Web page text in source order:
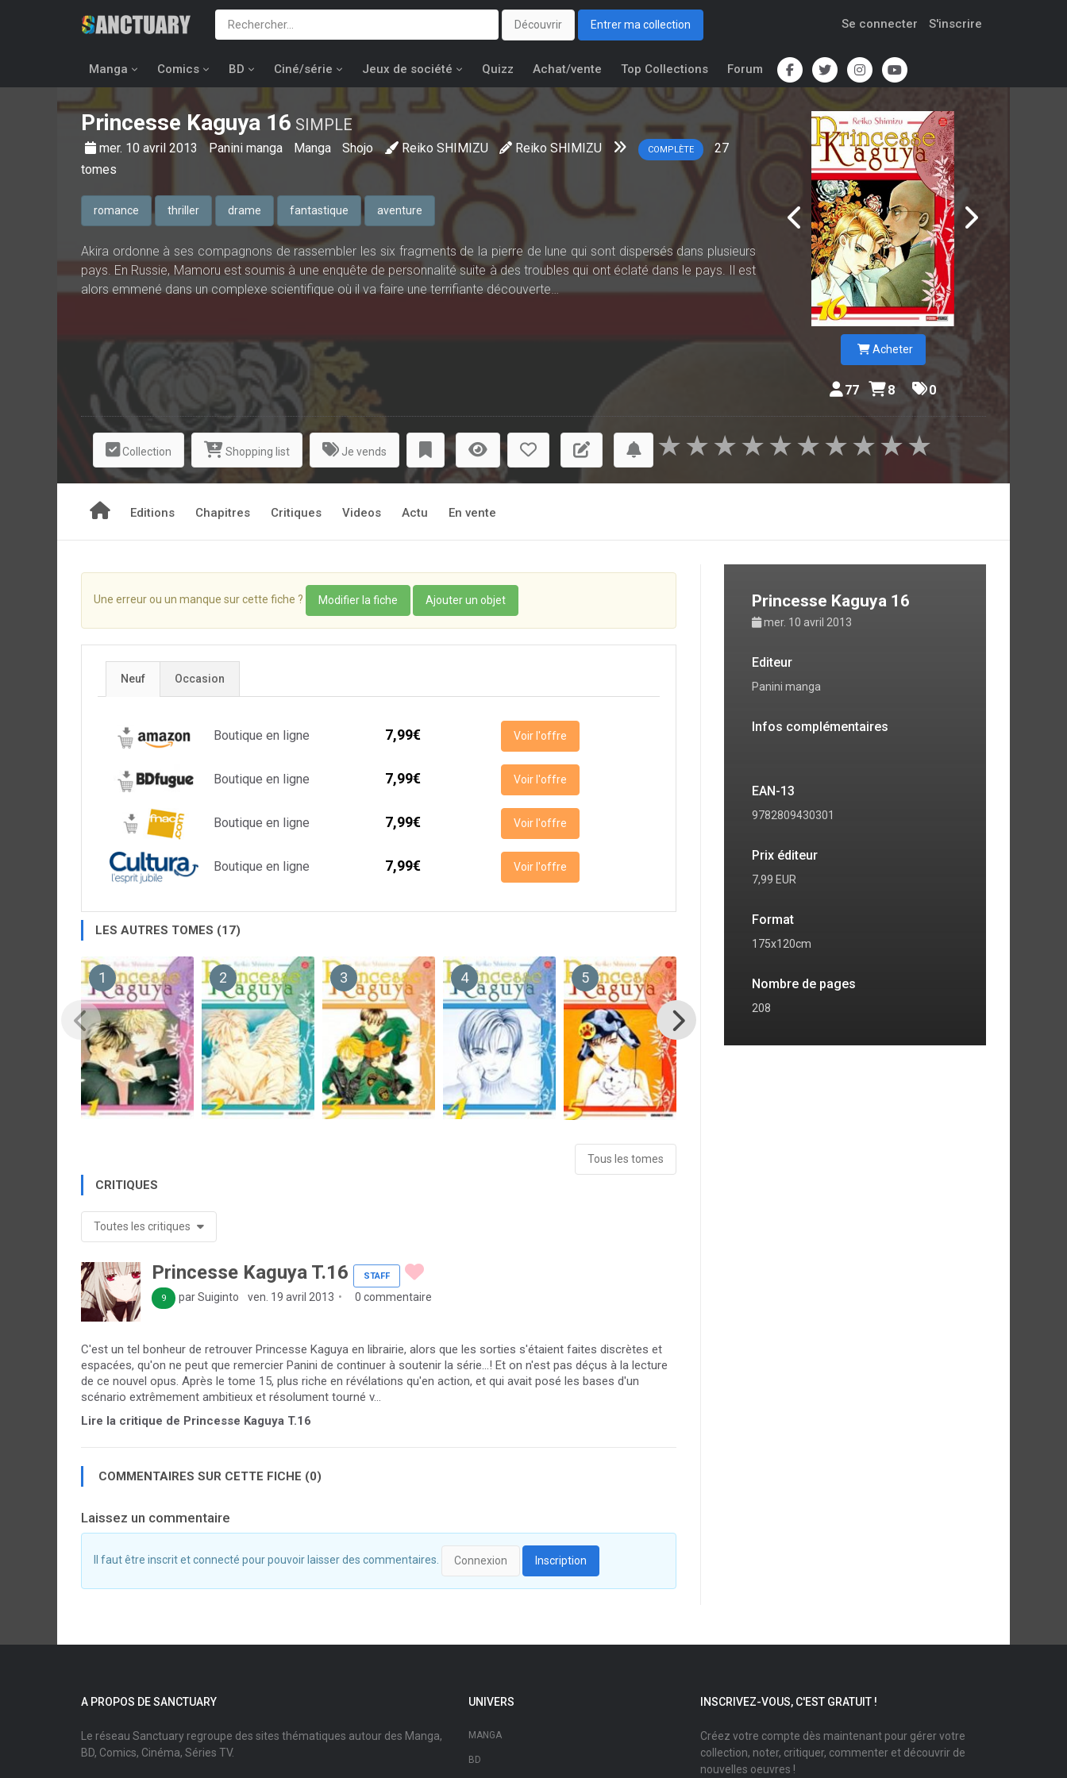
Découvrir Entrer ma collection Se connecter S'inscrire
Manga Comics BD Ciné/série Jeux de société Quizz Achat/vente Top Collections Forum
Princesse Kaguya 16 SIMPLE
mer. 10 avril 2013 Panini manga Manga Shojo Reiko SHIMIZU Reiko SHIMIZU COMPLÈTE
27
tomes
romance thriller drame fantastique aventure
Akira ordonne à ses compagnons de rassembler les six fragments de la pierre de lune qui sont dispersés dans plusieurs
pays. En Russie, Mamoru est soumis à une enquête de personnalité suite à des troubles qui ont éclaté dans le pays. Il est
alors emmené dans un complexe scientifique où il va faire une terrifiante découverte…
Acheter
77 8 0
Collection Shopping list Je vends ★
★
★
★
★
★
★
★
★
★
Editions Chapitres Critiques Videos Actu En vente
Une erreur ou un manque sur cette fiche ? Modifier la fiche Ajouter un objet
Neuf Occasion
Boutique en ligne 7,99€ Voir l'offre
Boutique en ligne 7,99€ Voir l'offre
Boutique en ligne 7,99€ Voir l'offre
Boutique en ligne 7,99€ Voir l'offre
LES AUTRES TOMES (17)
1 2 3 4 5 7
Tous les tomes
CRITIQUES
Toutes les critiques
Princesse Kaguya T.16 STAFF
9 par Suiginto ven. 19 avril 2013 0 commentaire
C'est un tel bonheur de retrouver Princesse Kaguya en librairie, alors que les sorties s'étaient faites discrètes et
espacées, qu'on ne peut que remercier Panini de continuer à soutenir la série...! Et on n'est pas déçus à la lecture
de ce nouvel opus. Après le tome 15, plus riche en révélations qu'en action, et qui avait posé les bases d'un
scénario extrêmement ambitieux et résolument tourné v...
Lire la critique de Princesse Kaguya T.16
COMMENTAIRES SUR CETTE FICHE (0)
Laissez un commentaire
Il faut être inscrit et connecté pour pouvoir laisser des commentaires. Connexion Inscription
Princesse Kaguya 16
mer. 10 avril 2013
Editeur
Panini manga
Infos complémentaires
EAN-13
9782809430301
Prix éditeur
7,99 EUR
Format
175x120cm
Nombre de pages
208
A PROPOS DE SANCTUARY
Le réseau Sanctuary regroupe des sites thématiques autour des Manga,
BD, Comics, Cinéma, Séries TV.
UNIVERS
MANGA
BD
INSCRIVEZ-VOUS, C'EST GRATUIT !
Créez votre compte dès maintenant pour gérer votre
collection, noter, critiquer, commenter et découvrir de
nouvelles oeuvres !